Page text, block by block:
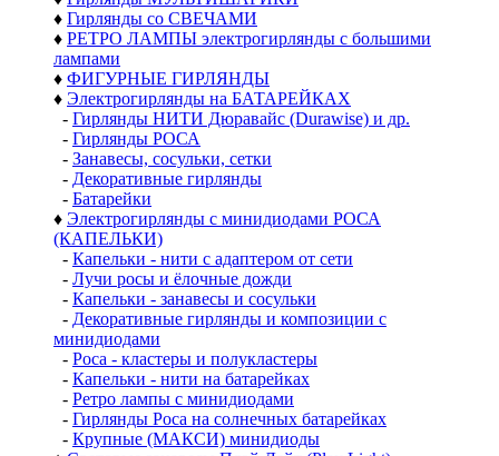
♦ Гирлянды со СВЕЧАМИ
♦ РЕТРО ЛАМПЫ электрогирлянды с большими
лампами
♦ ФИГУРНЫЕ ГИРЛЯНДЫ
♦ Электрогирлянды на БАТАРЕЙКАХ
- Гирлянды НИТИ Дюравайс (Durawise) и др.
- Гирлянды РОСА
- Занавесы, сосульки, сетки
- Декоративные гирлянды
- Батарейки
♦ Электрогирлянды с минидиодами РОСА
(КАПЕЛЬКИ)
- Капельки - нити с адаптером от сети
- Лучи росы и ёлочные дожди
- Капельки - занавесы и сосульки
- Декоративные гирлянды и композиции с
минидиодами
- Роса - кластеры и полукластеры
- Капельки - нити на батарейках
- Ретро лампы с минидиодами
- Гирлянды Роса на солнечных батарейках
- Крупные (МАКСИ) минидиоды